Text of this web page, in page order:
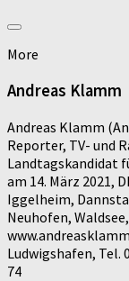
More
Andreas Klamm
Andreas Klamm
Reporter, TV- und
Landtagskandidat
am 14. März 2021,
Iggelheim,
Neuhofen,
Ludwigshafen, Tel.
74